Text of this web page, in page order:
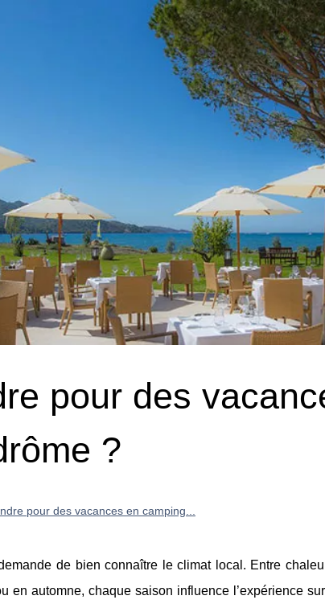
pour des
?
pour des vacances en camping...
de bien connaître le climat local. Entre
en automne, chaque saison influence l’expérience